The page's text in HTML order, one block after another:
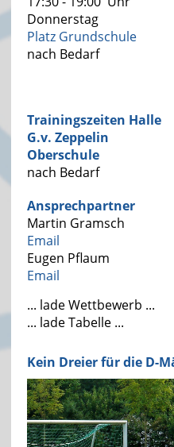
Donnerstag
Platz Grundschule
nach Bedarf
Trainingszeiten Halle
G.v. Zeppelin
Oberschule
nach Bedarf
Ansprechpartner
Martin Gramsch
Email
Eugen Pflaum
Email
... lade Wettbewerb ...
... lade Tabelle ...
Kein Dreier für die D-